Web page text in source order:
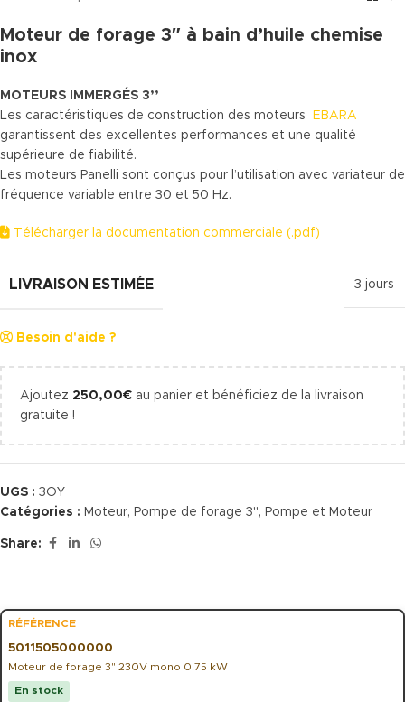
Moteur de forage 3″ à bain d’huile chemise
inox
MOTEURS IMMERGÉS 3’’
Les caractéristiques de construction des moteurs
EBARA
garantissent des excellentes performances et une qualité
supérieure de fiabilité.
Les moteurs Panelli sont conçus pour l’utilisation avec variateur de
fréquence variable entre 30 et 50 Hz.
Télécharger la documentation commerciale (.pdf)
LIVRAISON ESTIMÉE 3 jours
Besoin d'aide ?
Ajoutez 250,00€ au panier et bénéficiez de la livraison
gratuite !
UGS : 3OY
Catégories : Moteur, Pompe de forage 3", Pompe et Moteur
Share:
5011505000000
Moteur de forage 3" 230V mono 0.75 kW
En stock